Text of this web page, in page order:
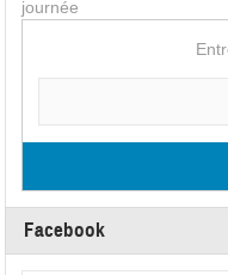
journée
Facebook